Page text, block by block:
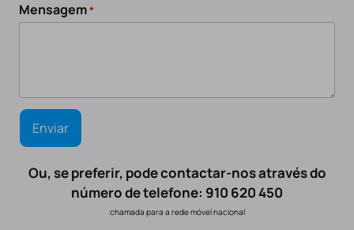
Mensagem*
Ou, se preferir, pode contactar-nos através do
número de telefone: 910 620 450
chamada para a rede móvel nacional